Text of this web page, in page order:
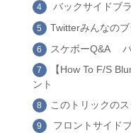
バックサイドブ
Twitterみんなの
スケボーQ&A
【How To F/S
ント
このトリックの
フロントサイド